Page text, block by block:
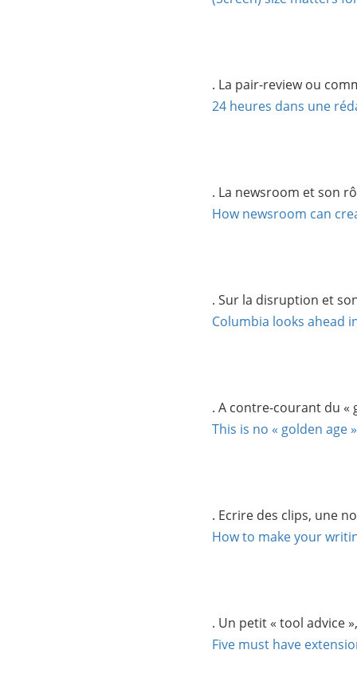
. La pair-review ou
24 heures dans une
. La newsroom et son
How newsroom can
. Sur la disruption et
Columbia looks ahead
. A contre-courant du «
This is no « golden age
. Ecrire des clips, une
How to make your
. Un petit « tool advice
Five must have